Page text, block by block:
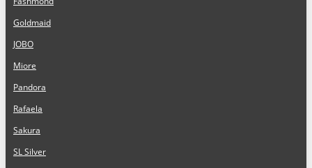
Goldmaid
JOBO
Miore
Pandora
Rafaela
Sakura
SL Silver